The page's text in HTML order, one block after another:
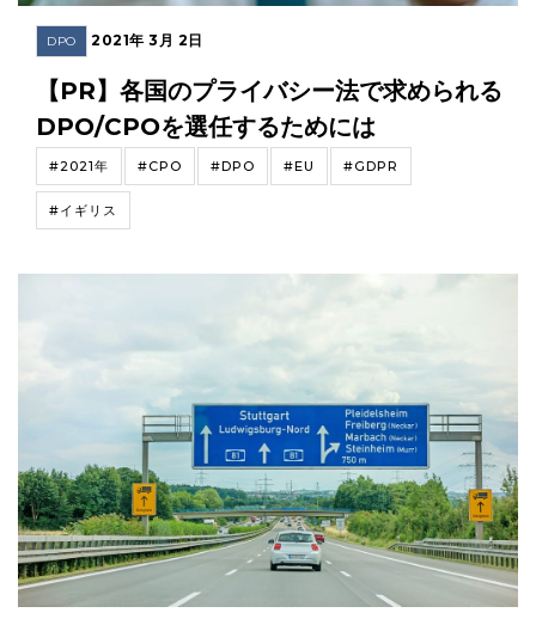
DPO 2021年 3月 2日
【PR】各国のプライバシー法で求められる
DPO/CPOを選任するためには
#2021年 #CPO #DPO #EU #GDPR
#イギリス